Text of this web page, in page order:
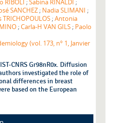
RIBOLI ;Sabina RINALDI ;
SANCHEZ ; Nadia SLIMANI ;
;Antonia
;Carla-H VAN GILS ; Paolo
(vol. 173, n° 1, Janvier
CNRS Gr98nR0x. Diffusion
investigated the role of
differences in breast
based on the European